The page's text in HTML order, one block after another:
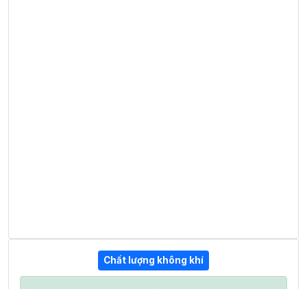
Chất lượng không khí